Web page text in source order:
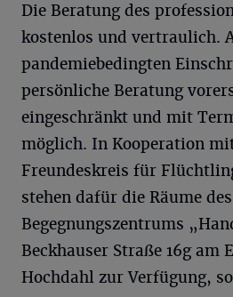
Die Beratung des
kostenlos und vertraulich.
pandemiebedingten
persönliche Beratung
eingeschränkt und mit
möglich. In Kooperation
Freundeskreis für
stehen dafür die Räume
Begegnungszentrums
Beckhauser Straße 16g am
Hochdahl zur Verfügung,